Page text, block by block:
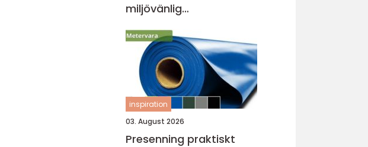
miljövänlig
skrothantering
inspiration
03. August 2026
Presenning praktiskt